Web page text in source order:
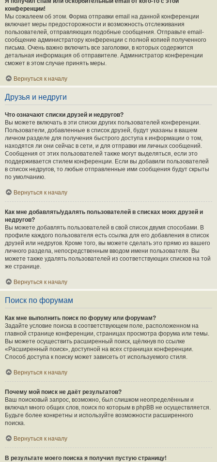
конференции!
Мы сожалеем об этом. Форма отправки email на данной конференции
включает меры предосторожности и возможность отслеживания
пользователей, отправляющих подобные сообщения. Отправьте email-
сообщение администратору конференции с полной копией полученного
письма. Очень важно включить все заголовки, в которых содержится
детальная информация об отправителе. Администратор конференции
сможет в этом случае принять меры.
Вернуться к началу
Друзья и недруги
Что означают списки друзей и недругов?
Вы можете включать в эти списки других пользователей конференции.
Пользователи, добавленные в список друзей, будут указаны в вашем
личном разделе для получения быстрого доступа к информации о том,
находятся ли они сейчас в сети, и для отправки им личных сообщений.
Сообщения от этих пользователей также могут выделяться, если это
поддерживается стилем конференции. Если вы добавили пользователей
в список недругов, то любые отправленные ими сообщения будут скрыты
по умолчанию.
Вернуться к началу
Как мне добавлять/удалять пользователей в списках моих друзей и
недругов?
Вы можете добавлять пользователей в свой список двумя способами. В
профиле каждого пользователя есть ссылка для его добавления в список
друзей или недругов. Кроме того, вы можете сделать это прямо из вашего
личного раздела, непосредственным вводом имени пользователя. Вы
можете также удалять пользователей из соответствующих списков на той
же странице.
Вернуться к началу
Поиск по форумам
Как мне выполнить поиск по форуму или форумам?
Задайте условие поиска в соответствующем поле, расположенном на
главной странице конференции, страницах просмотра форума или темы.
Вы можете осуществить расширенный поиск, щёлкнув по ссылке
«Расширенный поиск», доступной на всех страницах конференции.
Способ доступа к поиску может зависеть от используемого стиля.
Вернуться к началу
Почему мой поиск не даёт результатов?
Ваш поисковый запрос, возможно, был слишком неопределённым и
включал много общих слов, поиск по которым в phpBB не осуществляется.
Будьте более конкретны и используйте возможности расширенного
поиска.
Вернуться к началу
В результате моего поиска я получил пустую страницу!